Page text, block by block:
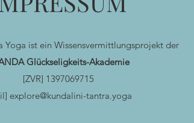
Yoga ist ein Wissensvermittlungsprojekt der
Glückseligkeits-Akademie
[ZVR] 1397069715
explore@kundalini-tantra.yoga